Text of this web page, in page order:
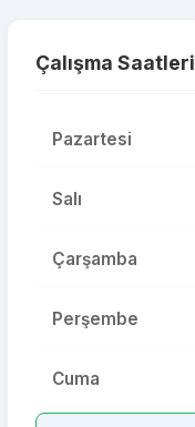
Çalışma Saatleri
Pazartesi
Salı
Çarşamba
Perşembe
Cuma